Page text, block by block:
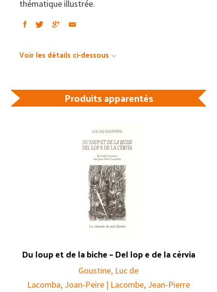
thématique illustrée.
Voir les détails ci-dessous
Produits apparentés
Du loup et de la biche – Del lop e de la cèrvia
Goustine, Luc de
Lacomba, Joan-Peire | Lacombe, Jean-Pierre